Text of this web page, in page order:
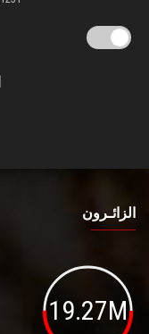
الزائـرون
19.27M